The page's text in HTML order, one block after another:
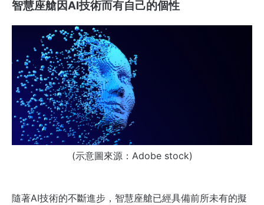
智慧座艙因AI技術而有自己的個性
(示意圖來源：Adobe stock)
隨著AI技術的不斷進步，智慧座艙已經具備前所未有的擬